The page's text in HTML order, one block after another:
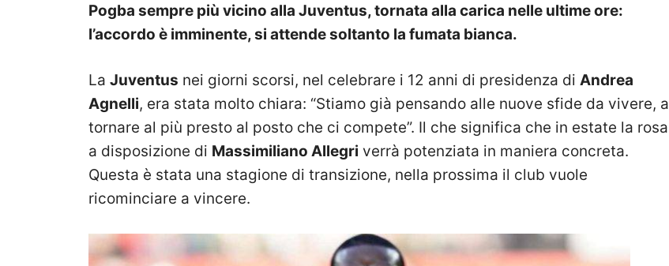
Pogba sempre più vicino alla Juventus, tornata alla carica nelle ultime ore:
l’accordo è imminente, si attende soltanto la fumata bianca.
La Juventus nei giorni scorsi, nel celebrare i 12 anni di presidenza di Andrea
Agnelli, era stata molto chiara: “Stiamo già pensando alle nuove sfide da vivere, a
tornare al più presto al posto che ci compete”. Il che significa che in estate la rosa
a disposizione di Massimiliano Allegri verrà potenziata in maniera concreta.
Questa è stata una stagione di transizione, nella prossima il club vuole
ricominciare a vincere.